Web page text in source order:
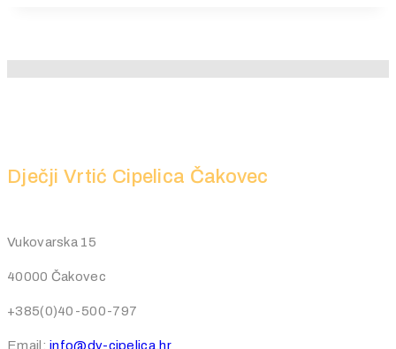
Dječji Vrtić Cipelica Čakovec
Vukovarska 15
40000 Čakovec
+385(0)40-500-797
Email:info@dv-cipelica.hr